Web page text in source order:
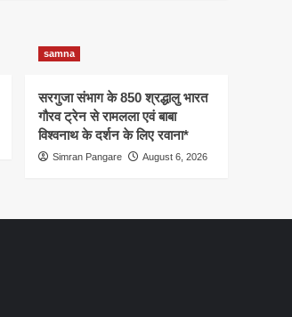
samna
सरगुजा संभाग के 850 श्रद्धालु भारत
गौरव ट्रेन से रामलला एवं बाबा
विश्वनाथ के दर्शन के लिए रवाना*
Simran Pangare August 6, 2026